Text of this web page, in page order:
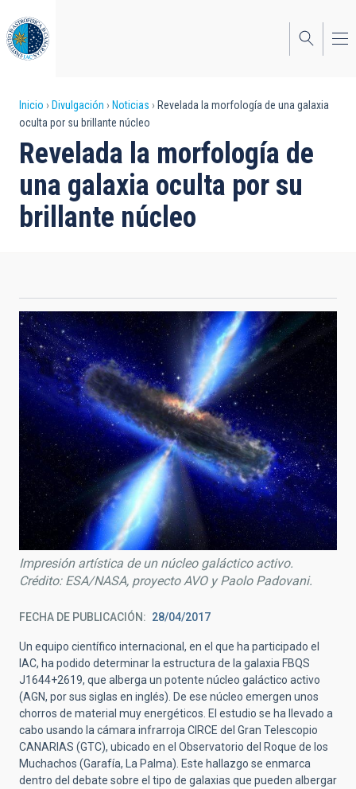
al
contenido
principal
Sobrescribir
enlaces
de
ayuda
a
Inicio Divulgación Noticias
Revelada la morfología de una galaxia
oculta por su brillante núcleo
Revelada la morfología de
una galaxia oculta por su
brillante núcleo
Impresión artística de un núcleo galáctico activo.
Crédito: ESA/NASA, proyecto AVO y Paolo Padovani.
FECHA DE PUBLICACIÓN 28/04/2017
Un equipo científico internacional, en el que ha participado el
IAC, ha podido determinar la estructura de la galaxia FBQS
J1644+2619, que alberga un potente núcleo galáctico activo
(AGN, por sus siglas en inglés). De ese núcleo emergen unos
chorros de material muy energéticos. El estudio se ha llevado a
cabo usando la cámara infrarroja CIRCE del Gran Telescopio
CANARIAS (GTC), ubicado en el Observatorio del Roque de los
Muchachos (Garafía, La Palma). Este hallazgo se enmarca
dentro del debate sobre el tipo de galaxias que pueden albergar